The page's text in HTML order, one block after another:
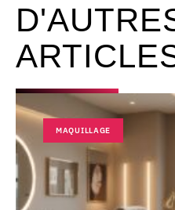
MAQUILLAGE